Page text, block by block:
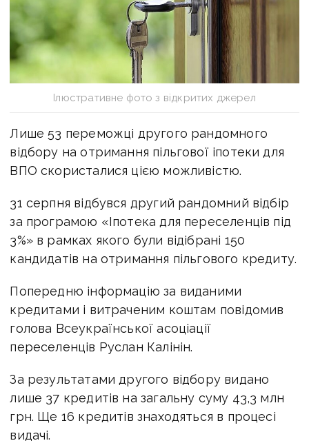
Ілюстративне фото з відкритих джерел
Лише 53 переможці другого рандомного
відбору на отримання пільгової іпотеки для
ВПО скористалися цією можливістю.
31 серпня відбувся другий рандомний відбір
за програмою «Іпотека для переселенців під
3%» в рамках якого були відібрані 150
кандидатів на отримання пільгового кредиту.
Попередню інформацію за виданими
кредитами і витраченим коштам повідомив
голова Всеукраїнської асоціації
переселенців Руслан Калінін.
За результатами другого відбору видано
лише 37 кредитів на загальну суму 43,3 млн
грн. Ще 16 кредитів знаходяться в процесі
видачі.